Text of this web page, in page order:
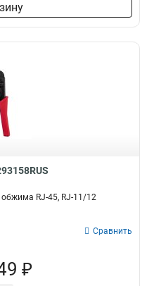
обжима RJ-45, RJ-11/12
Сравнить
₽